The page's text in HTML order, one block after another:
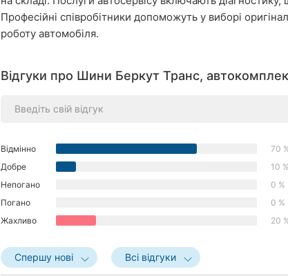
Професійні співробітники допоможуть у виборі
роботу автомобіля.
Відгуки про Шини Беркут Транс,
Відмінно
70
Добре
10 %
Непогано
0 %
Погано
0 %
Жахливо
20
Спершу нові Всі відгуки